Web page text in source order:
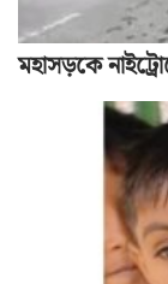
মহাসড়কে